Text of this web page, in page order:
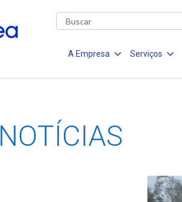
A Empresa Serviços
NOTÍCIAS